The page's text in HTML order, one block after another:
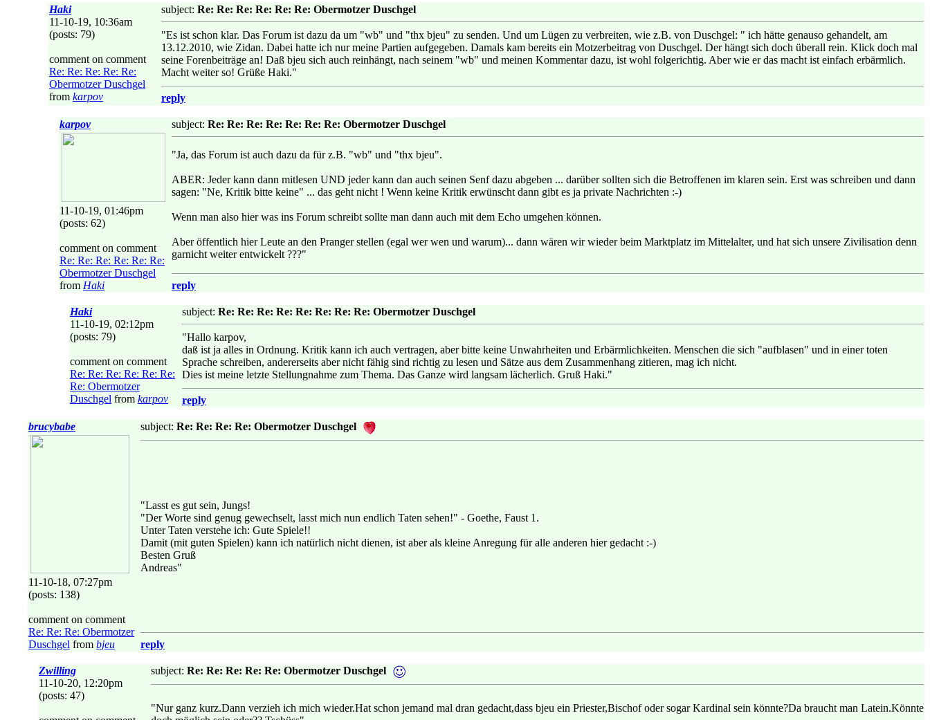
Haki
11-10-19, 10:36am
(posts: 79)
comment on comment
Re: Re: Re: Re: Re:
Obermotzer Duschgel
from karpov
subject: Re: Re: Re: Re: Re: Re: Obermotzer Duschgel
"Es ist schon klar. Das Forum ist dazu da um "wb" und "thx bjeu" zu senden. Und um Lügen zu verbreiten, wie z.B. von Duschgel: " ich hätte genauso gehandelt, am
13.12.2010, wie Zidan. Dabei hatte ich nur meine Partien aufgegeben. Damals kam bereits ein Motzerbeitrag von Duschgel. Der hängt sich doch überall rein. Klick doch mal
seine Forenbeiträge an! Daß bjeu sich auch reinhängt, nach seinem "wb" und meinen Kommentar dazu, ist wohl folgerichtig. Aber wie er das macht ist einfach erbärmlich.
Macht weiter so! Grüße Haki."
reply
karpov
11-10-19, 01:46pm
(posts: 62)
comment on comment
Re: Re: Re: Re: Re: Re:
Obermotzer Duschgel
from Haki
subject: Re: Re: Re: Re: Re: Re: Re: Obermotzer Duschgel
"Ja, das Forum ist auch dazu da für z.B. "wb" und "thx bjeu".
ABER: Jeder kann dann mitlesen UND jeder kann dan auch seinen Senf dazu abgeben ... darüber sollten sich die Betroffenen im klaren sein. Erst was schreiben und dann
sagen: "Ne, Kritik bitte keine" ... das geht nicht ! Wenn keine Kritik erwünscht dann gibt es ja private Nachrichten :-)
Wenn man also hier was ins Forum schreibt sollte man dann auch mit dem Echo umgehen können.
Aber öffentlich hier Leute an den Pranger stellen (egal wer wen und warum)... dann wären wir wieder beim Marktplatz im Mittelalter, und hat sich unsere Zivilisation denn
garnicht weiter entwickelt ???"
reply
Haki
11-10-19, 02:12pm
(posts: 79)
comment on comment
Re: Re: Re: Re: Re: Re:
Re: Obermotzer
Duschgel from karpov
subject: Re: Re: Re: Re: Re: Re: Re: Re: Obermotzer Duschgel
"Hallo karpov,
daß ist ja alles in Ordnung. Kritik kann ich auch vertragen, aber bitte keine Unwahrheiten und Erbärmlichkeiten. Menschen die sich "aufblasen" und in einer toten
Sprache schreiben, andererseits aber nicht fähig sind richtig zu lesen und Sätze aus dem Zusammenhang zitieren, mag ich nicht.
Dies ist meine letzte Stellungnahme zum Thema. Das Ganze wird langsam lächerlich. Gruß Haki."
reply
brucybabe
11-10-18, 07:27pm
(posts: 138)
comment on comment
Re: Re: Re: Obermotzer
Duschgel from bjeu
subject: Re: Re: Re: Re: Obermotzer Duschgel
"Lasst es gut sein, Jungs!
"Der Worte sind genug gewechselt, lasst mich nun endlich Taten sehen!" - Goethe, Faust 1.
Unter Taten verstehe ich: Gute Spiele!!
Damit (mit guten Spielen) kann ich natürlich nicht dienen, ist aber als kleine Anregung für alle anderen hier gedacht :-)
Besten Gruß
Andreas"
reply
Zwilling
11-10-20, 12:20pm
(posts: 47)
subject: Re: Re: Re: Re: Re: Obermotzer Duschgel
"Nur ganz kurz.Dann verzieh ich mich wieder.Hat schon jemand mal dran gedacht,dass bjeu ein Priester,Bischof oder sogar Kardinal sein könnte?Da braucht man Latein.Könnte